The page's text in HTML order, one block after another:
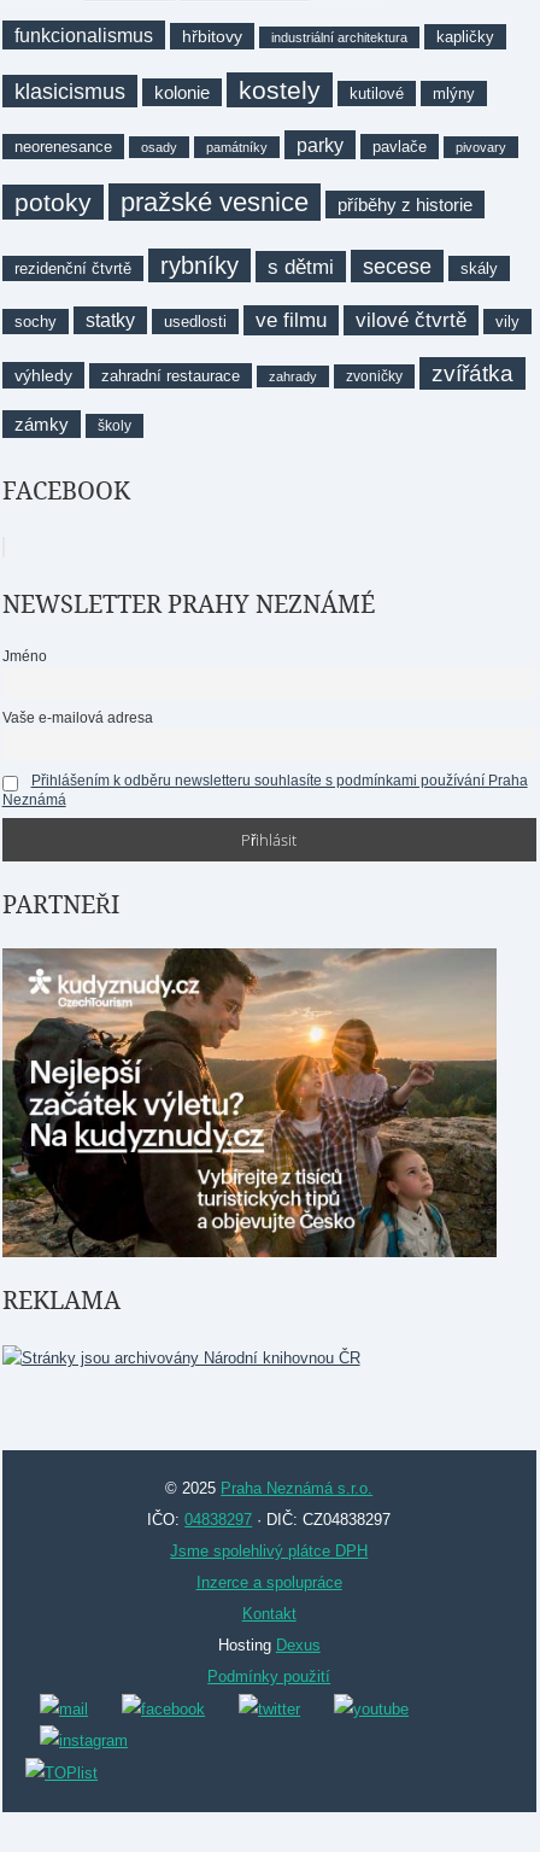
funkcionalismus hřbitovy industriální architektura kapličky
klasicismus kolonie kostely kutilové mlýny
neorenesance osady památníky parky pavlače pivovary
potoky pražské vesnice příběhy z historie
rezidenční čtvrtě rybníky s dětmi secese skály
sochy statky usedlosti ve filmu vilové čtvrtě vily
výhledy zahradní restaurace zahrady zvoničky zvířátka
zámky školy
FACEBOOK
NEWSLETTER PRAHY NEZNÁMÉ
Jméno
Vaše e-mailová adresa
Přihlášením k odběru newsletteru souhlasíte s podmínkami používání Praha
Neznámá
PARTNEŘI
REKLAMA
© 2025 Praha Neznámá s.r.o.
IČO:04838297 · DIČ: CZ04838297
Jsme spolehlivý plátce DPH
Inzerce a spolupráce
Kontakt
Hosting Dexus
Podmínky použití